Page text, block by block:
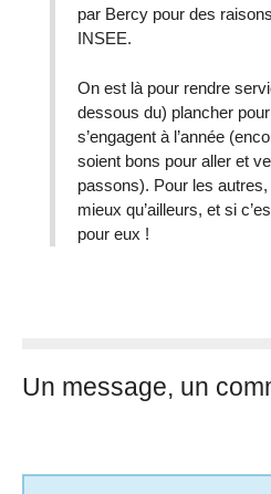
par Bercy pour des
INSEE.
On est là pour rendre
dessous du) plancher
s’engagent à l’année
soient bons pour aller et
passons). Pour les
mieux qu’ailleurs, et si
pour eux !
Un message, un